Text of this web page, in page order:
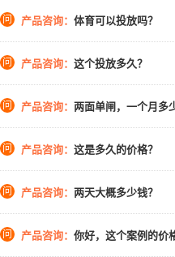
问 产品咨询： 体育可以投放吗？
问 产品咨询： 这个投放多久？
问 产品咨询： 两面单闸，一个月多
问 产品咨询： 这是多久的价格？
问 产品咨询： 两天大概多少钱？
问 产品咨询： 你好，这个案例的价